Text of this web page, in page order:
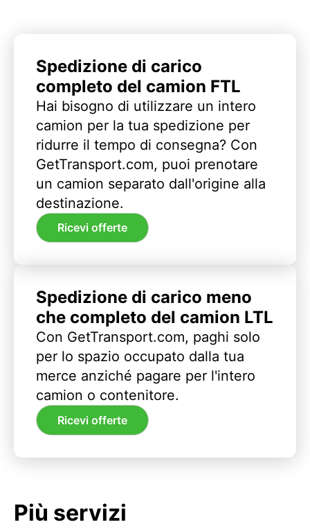
Spedizione di carico
completo del camion FTL
Hai bisogno di utilizzare un intero
camion per la tua spedizione per
ridurre il tempo di consegna? Con
GetTransport.com, puoi prenotare
un camion separato dall'origine alla
destinazione.
Ricevi offerte
Spedizione di carico meno
che completo del camion LTL
Con GetTransport.com, paghi solo
per lo spazio occupato dalla tua
merce anziché pagare per l'intero
camion o contenitore.
Ricevi offerte
Più servizi